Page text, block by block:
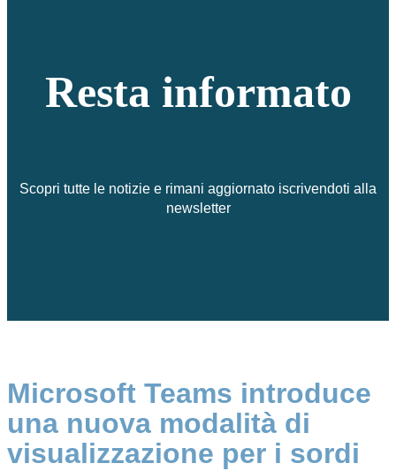
Resta informato
Scopri tutte le notizie e rimani aggiornato iscrivendoti alla
newsletter
Microsoft Teams introduce
una nuova modalità di
visualizzazione per i sordi